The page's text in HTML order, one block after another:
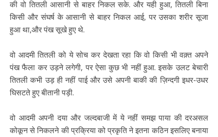
की वो तितली आसानी से बाहर निकल सके. और यही हुआ, तितली बिना
किसी और संघर्ष के आसानी से बाहर निकल आई, पर उसका शरीर सूजा
हुआ था,और पंख सूखे हुए थे.
वो आदमी तितली को ये सोच कर देखता रहा कि वो किसी भी वक़्त अपने
पंख फैला कर उड़ने लगेगी, पर ऐसा कुछ भी नहीं हुआ. इसके उलट बेचारी
तितली कभी उड़ ही नहीं पाई और उसे अपनी बाकी की ज़िन्दगी इधर-उधर
घिसटते हुए बीतानी पड़ी.
वो आदमी अपनी दया और जल्दबाजी में ये नहीं समझ पाया की दरअसल
कोकून से निकलने की प्रक्रिया को प्रकृति ने इतना कठिन इसलिए बनाया